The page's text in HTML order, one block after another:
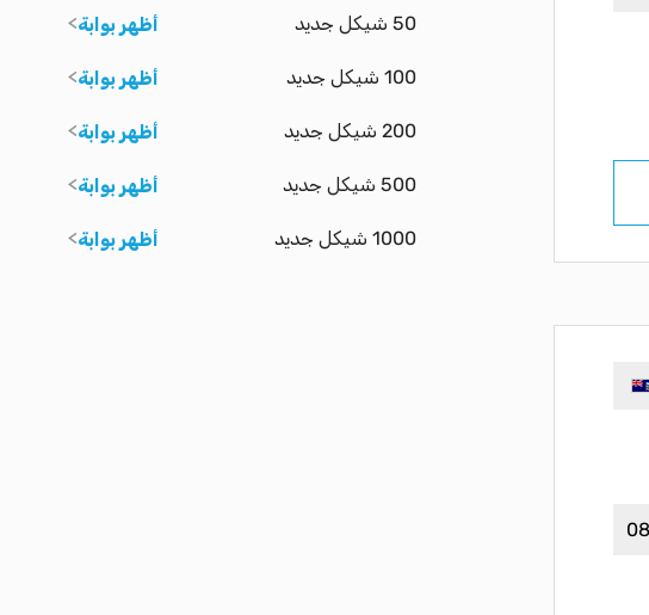
50 شيكل جديد أظهر بوابة
100 شيكل جديد أظهر بوابة
200 شيكل جديد أظهر بوابة
500 شيكل جديد أظهر بوابة
1000 شيكل جديد أظهر بوابة